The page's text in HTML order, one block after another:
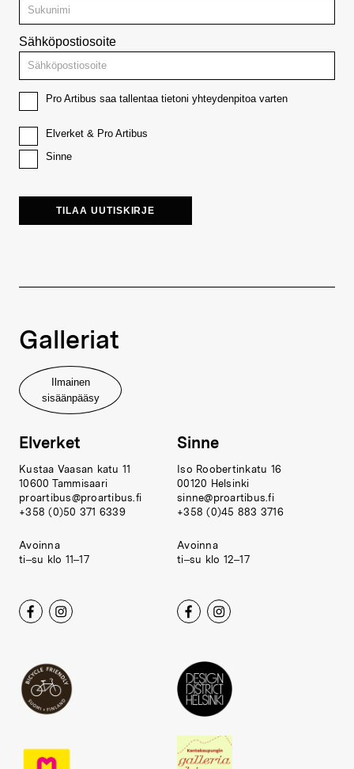
Sähköpostiosoite
Pro Artibus saa tallentaa tietoni yhteydenpitoa varten
Elverket & Pro Artibus
Sinne
TILAA UUTISKIRJE
Galleriat
Ilmainen
sisäänpääsy
Elverket
Kustaa Vaasan katu 11
10600 Tammisaari
proartibus@proartibus.fi
+358 (0)50 371 6339
Avoinna
ti–su klo 11–17
Sinne
Iso Roobertinkatu 16
00120 Helsinki
sinne@proartibus.fi
+358 (0)45 883 3716
Avoinna
ti–su klo 12–17